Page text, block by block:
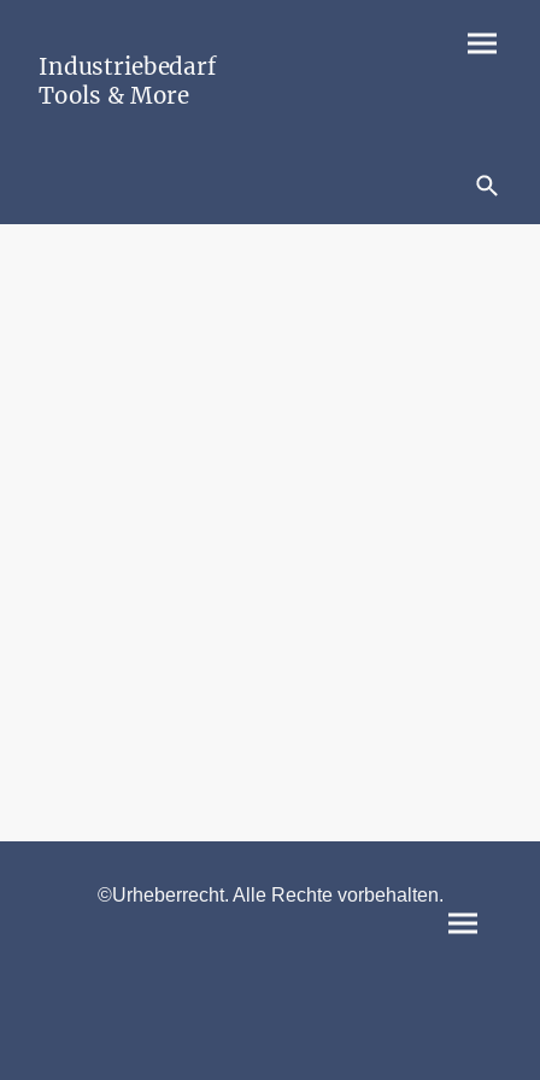
Industriebedarf
Tools & More
©Urheberrecht. Alle Rechte vorbehalten.